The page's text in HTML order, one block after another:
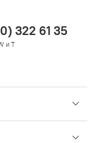
322 61 35
и T